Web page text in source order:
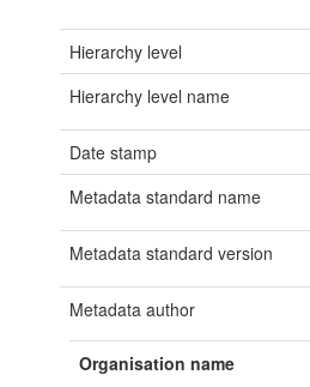
Hierarchy level
Hierarchy level name
Date stamp
Metadata standard name
Metadata standard version
Metadata author
Organisation name